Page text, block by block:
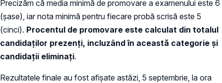
Precizăm că media minimă de promovare a examenului este 6
(șase), iar nota minimă pentru fiecare probă scrisă este 5
(cinci). Procentul de promovare este calculat din totalul
candidaților prezenți, incluzând în această categorie și
candidații eliminați.
Rezultatele finale au fost afișate astăzi, 5 septembrie, la ora